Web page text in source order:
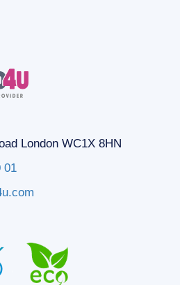
London WC1X 8HN
01